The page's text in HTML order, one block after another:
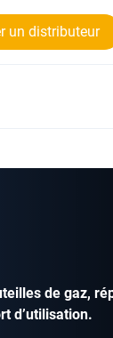
un distributeur
de gaz,
d’utilisation.